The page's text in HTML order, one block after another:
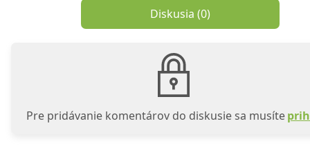
Diskusia (0)
Pre pridávanie komentárov do diskusie sa musíte